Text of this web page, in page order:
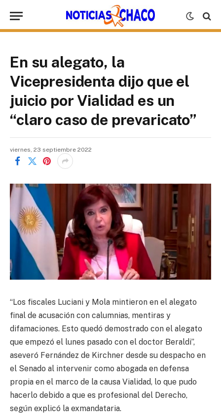
En su alegato, la
Vicepresidenta dijo que el
juicio por Vialidad es un
“claro caso de prevaricato”
viernes, 23 septiembre 2022
“Los fiscales Luciani y Mola mintieron en el alegato
final de acusación con calumnias, mentiras y
difamaciones. Esto quedó demostrado con el alegato
que empezó el lunes pasado con el doctor Beraldi”,
aseveró Fernández de Kirchner desde su despacho en
el Senado al intervenir como abogada en defensa
propia en el marco de la causa Vialidad, lo que pudo
hacerlo debido a que es profesional del Derecho,
según explicó la exmandataria.